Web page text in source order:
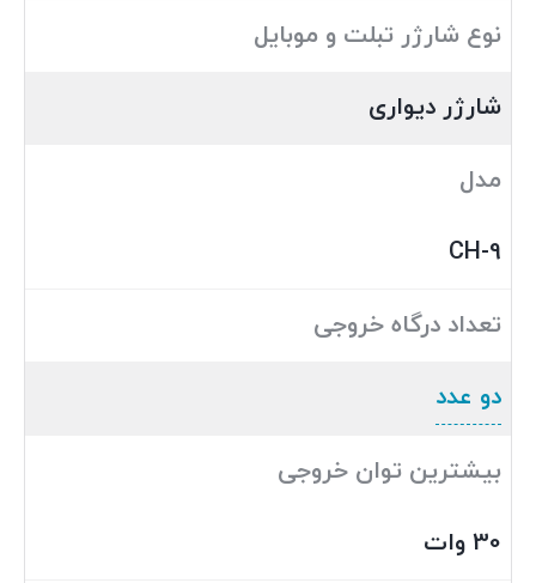
نوع شارژر تبلت و موبایل
شارژر دیواری
مدل
CH-9
تعداد درگاه خروجی
دو عدد
بیشترین توان خروجی
30 وات